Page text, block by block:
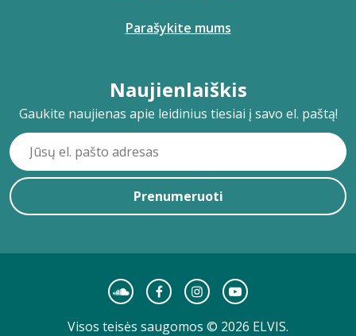
Parašykite mums
Naujienlaiškis
Gaukite naujienas apie leidinius tiesiai į savo el. paštą!
Prenumeruoti
Visos teisės saugomos © 2026 ELVIS.